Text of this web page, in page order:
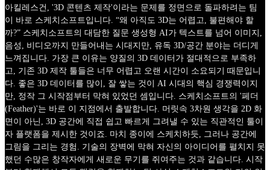
아킬레스건, '3D 콘텐츠 제작'이라는 문제를 정면으로 돌파하려는 팀
이 바로 스케치소프트입니다. “왜 아직도 3D는 어렵고, 불편해야 할
까?” 스케치소프트의 대담한 질문 생성형 AI가 텍스트를 넘어 이미지,
음성, 비디오까지 만들어내는 시대지만, 유독 3D/공간 분야는 더디게
느껴집니다. 가장 큰 이유는 양질의 3D 데이터가 절대적으로 부족하
고, 기존 3D 제작 툴들은 너무 어렵고 오랜 시간이 소요되기 때문입니
다. 좋은 3D 데이터를 많이, 잘 쌓는 것이 AI 시대의 핵심 경쟁력이지
만, 정작 그 시작점부터 막혀 있었던 셈입니다. 스케치소프트의 '페더
(Feather)'는 바로 이 지점에서 출발합니다. 머릿속 3차원 생각을 2D 화
면이 아닌, 3D 공간에 직접 쉽고 빠르게 그려낼 수 있는 직관적인 툴이
자 플랫폼을 제시한 것이죠. 마치 종이에 스케치하듯, 그러나 공간에
그림을 그리는 경험. 기술의 장벽에 막혀 자신의 아이디어를 펼치지 못
했던 수많은 창작자에게 새로운 무기를 쥐여주는 것과 같습니다. 시작